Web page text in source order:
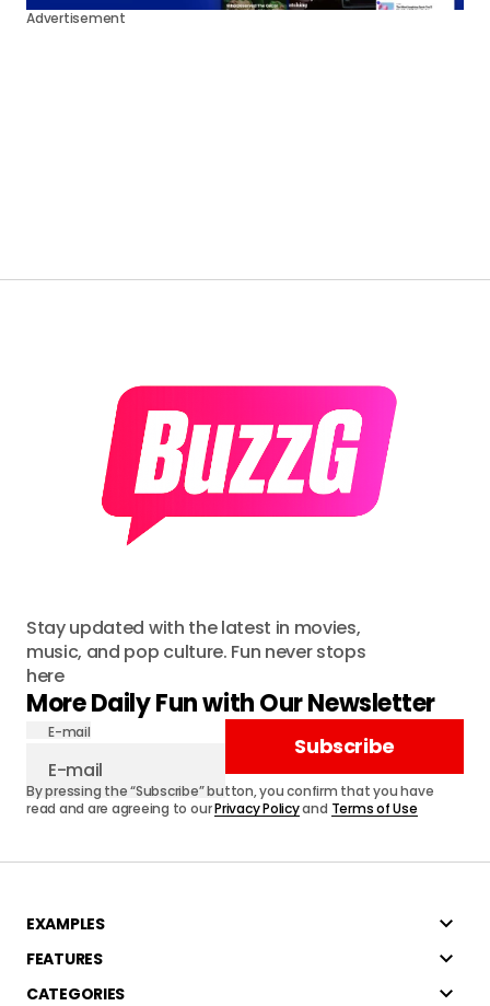
Advertisement
Stay updated with the latest in movies,
music, and pop culture. Fun never stops
here
More Daily Fun with Our Newsletter
E-mail
Subscribe
By pressing the “Subscribe” button, you confirm that you have
read and are agreeing to ourPrivacy Policyand Terms of Use
EXAMPLES
FEATURES
CATEGORIES